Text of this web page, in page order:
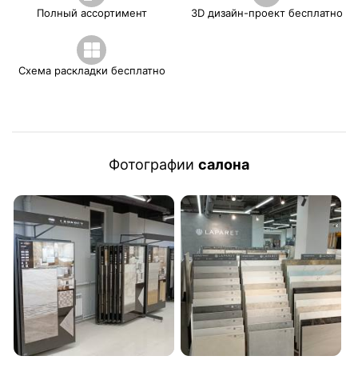
Полный ассортимент
Схема раскладки бесплатно
3D дизайн-проект бесплатно
Фотографии салона